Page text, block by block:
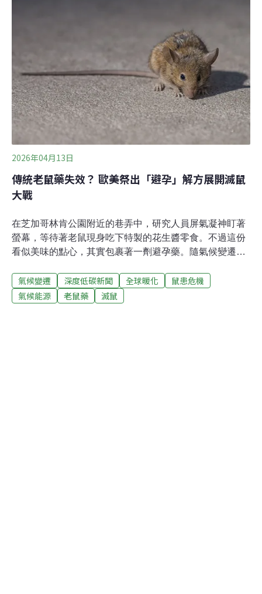
用6462公斤老鼠藥，又緊急採購4750公斤，總共約1萬公
斤。投放老鼠藥，也引起生態疑慮。為野生動物而走行動
聯盟、台灣爬行類動物保育協會及台灣猛禽研究會等保育
團體，今（5）日召開聯合記者會指出，以化學藥劑為核
心的策略無法有效控制鼠患，反而可能透過食物鏈累積效
應，對都市生態與家養寵物帶來長期系統性的風險。政策
應納入生態、公共衛生、獸醫等多方專業整合
2026年04月13日
傳統老鼠藥失效？ 歐美祭出「避孕」解方展開滅鼠
大戰
在芝加哥林肯公園附近的巷弄中，研究人員屏氣凝神盯著
螢幕，等待著老鼠現身吃下特製的花生醬零食。不過這份
看似美味的點心，其實包裹著一劑避孕藥。隨氣候變遷、
開始出現具基因抗藥性的「超級老鼠」。歐美各大城市正
想方設法控制老鼠數量，避孕是其中一招。全球至少11城
氣候變遷 深度低碳新聞 全球暖化
鼠患危機
氣候能源
老鼠藥 滅鼠